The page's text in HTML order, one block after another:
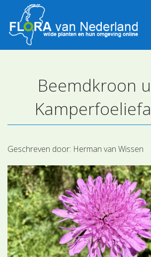
Plantensoorten
Plantengemeenschappen
Determineren
Beemdkroon
Geschreven door: Herman van Wissen